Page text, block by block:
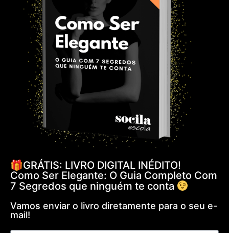
🎁GRÁTIS: LIVRO DIGITAL INÉDITO!
Como Ser Elegante: O Guia Completo Com
7 Segredos que ninguém te conta
Vamos enviar o livro diretamente para o seu e-
mail!